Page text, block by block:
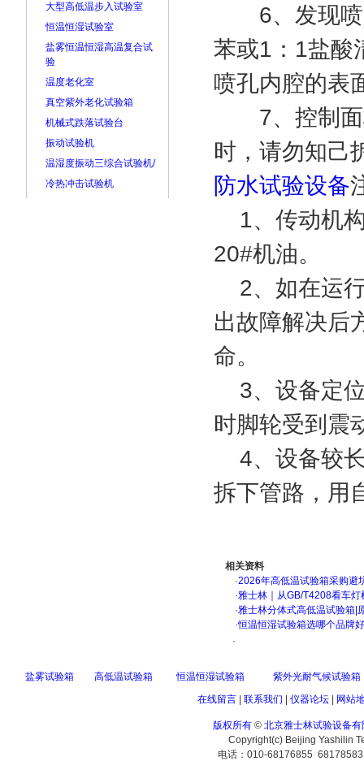
大型高低温步入试验室
恒温恒湿试验室
盐雾恒温恒湿高温复合试
验
温度老化室
真空紫外老化试验箱
机械式跌落试验台
振动试验机
温湿度振动三综合试验机/
冷热冲击试验机
6、发现喷
苯或1：1盐酸
喷孔内腔的表
7、控制面
时，请勿知己
防水试验设备
1、传动机构
20#机油。
2、如在运行
出故障解决后
命。
3、设备定位
时脚轮受到震
4、设备较长
拆下管路，用
相关资料
·2026年高低温试验箱采购
·雅士林｜从GB/T4208看车
·雅士林分体式高低温试验箱|
·恒温恒湿试验箱选哪个品牌
·
盐雾试验箱 高低温试验箱 恒温恒湿试验箱
紫外光耐气候试验箱
在线留言| 联系我们 仪器论坛| 网站
版权所有 © 北京雅士林试验设备有
Copyright(c) Beijing Yashilin
电话：010-68176855